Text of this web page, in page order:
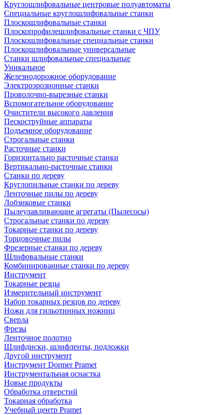
Круглошлифовальные центровые полуавтоматы
Специальные круглошлифовальные станки
Плоскошлифовальные станки
Плоскопрофилешлифовальные станки с ЧПУ
Плоскошлифовальные специальные станки
Плоскошлифовальные универсальные
Станки шлифовальные специальные
Уникальное
Железнодорожное оборудование
Электроэрозионные станки
Проволочно-вырезные станки
Вспомогательное оборудование
Очистители высокого давления
Пескоструйные аппараты
Подъемное оборудование
Строгальные станки
Расточные станки
Горизонтально расточные станки
Вертикально-расточные станки
Станки по дереву
Круглопильные станки по дереву
Ленточные пилы по дереву
Лобзиковые станки
Пылеулавливающие агрегаты (Пылесосы)
Строгальные станки по дереву
Токарные станки по дереву
Торцовочные пилы
Фрезерные станки по дереву
Шлифовальные станки
Комбинированные станки по дереву
Инструмент
Токарные резцы
Измерительный инструмент
Набор токарных резцов по дереву
Ножи для гильотинных ножниц
Сверла
Фрезы
Ленточное полотно
Шлифдиски, шлифленты, подложки
Другой инструмент
Инструмент Dormer Pramet
Инструментальная оснастка
Новые продукты
Обработка отверстий
Токарная обработка
Учебный центр Pramet